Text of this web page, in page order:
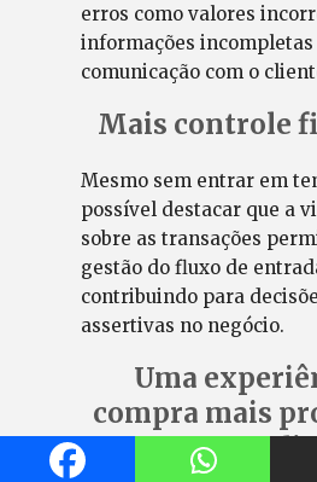
erros como valores
informações incompletas
comunicação com o
Mais controle
Mesmo sem entrar em
possível destacar que a
sobre as transações
gestão do fluxo de
contribuindo para
assertivas no negócio.
Uma
compra mais
para o